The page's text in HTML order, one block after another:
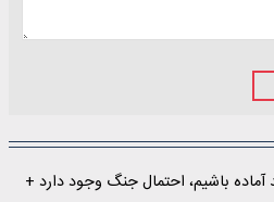
باشیم، احتمال جنگ وجود دارد +